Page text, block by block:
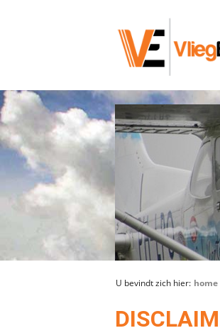
U bevindt zich hier: home